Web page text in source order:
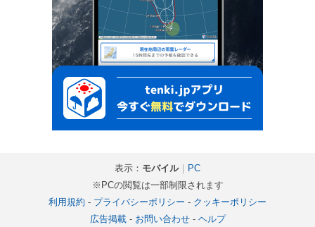
表示： モバイル｜ PC
※PCの閲覧は一部制限されます
利用規約 - プライバシーポリシー - クッキーポリシー
広告掲載- お問い合わせ- ヘルプ